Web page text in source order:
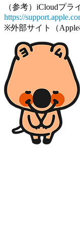
（参考）iCloudプラ
https://
※外部サイト（